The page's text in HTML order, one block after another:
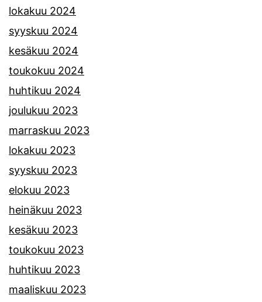
lokakuu 2024
syyskuu 2024
kesäkuu 2024
toukokuu 2024
huhtikuu 2024
joulukuu 2023
marraskuu 2023
lokakuu 2023
syyskuu 2023
elokuu 2023
heinäkuu 2023
kesäkuu 2023
toukokuu 2023
huhtikuu 2023
maaliskuu 2023